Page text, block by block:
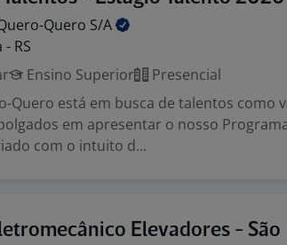
Quero S/A
RS
Ensino Superior
Presencial
Quero está em busca de talentos como
em apresentar o nosso
com o intuito d...
Elevadores - São